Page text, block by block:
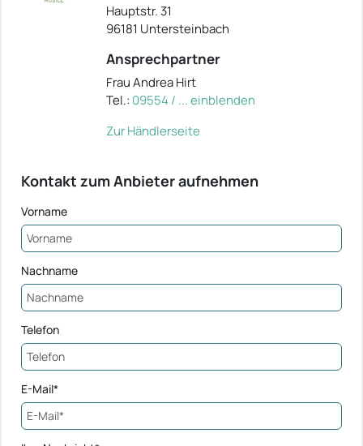
Hauptstr. 31
96181 Untersteinbach
Ansprechpartner
Frau Andrea Hirt
Tel.: 09554 / ... einblenden
Zur Händlerseite
Kontakt zum Anbieter aufnehmen
Vorname
Nachname
Telefon
E-Mail*